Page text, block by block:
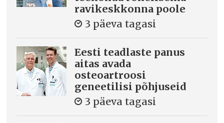
ravikeskkonna poole
3 päeva tagasi
Eesti teadlaste panus
aitas avada
osteoartroosi
geneetilisi põhjuseid
3 päeva tagasi